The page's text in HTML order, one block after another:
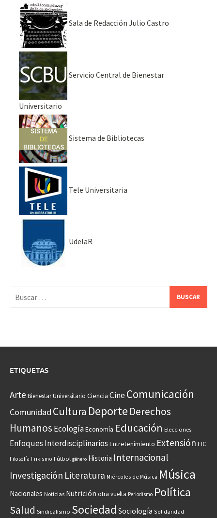
Sala de Redacción Julio Castro
Servicio Central de Bienestar
Universitario
Sistema de Bibliotecas
Tele Universitaria
UdelaR
ETIQUETAS
Arte Bienestar Universitario Ciencia CineComunicación
Comunidad Cultura Deporte Derechos
Humanos EcologíaEconomía Educación Elecciones
Enfoques Interdisciplinarios Entretenimiento Extensión FIC
Filosofía Frikismo Fútbol género Historia Internacional
Investigación Literatura Miércoles de Música Música
Nacionales Noticias Nutrición otra vuelta Periodismo Política
Salud Sindicalismo Sociedad Sociología Solidaridad